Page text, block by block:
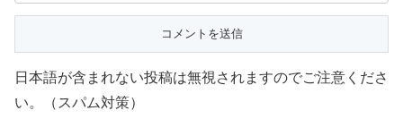
日本語が含まれない投稿は無視されますのでご注意くださ
い。（スパム対策）